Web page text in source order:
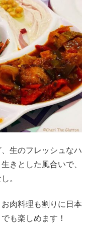
生のフレッシュなハ
きとした風合いで、
。
肉料理も割りに日本
も楽しめます！